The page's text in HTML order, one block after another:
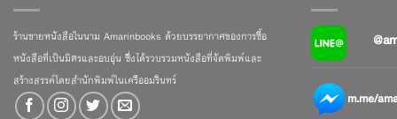
ร้านขายหนังสือในนาม Amarinbooks ด้วยบรรยากาศของการซื้อ
หนังสือที่เป็นมิตรและอบอุ่น ซึ่งได้รวบรวมหนังสือที่จัดพิมพ์และ
สร้างสรรค์โดยสำนักพิมพ์ในเครืออมรินทร์
m.me/